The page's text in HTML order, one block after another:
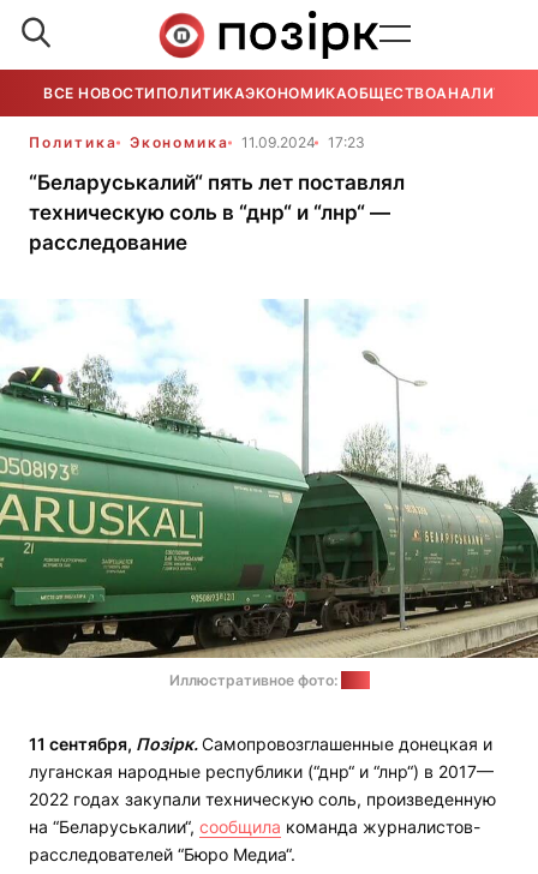
ВСЕ НОВОСТИ ПОЛИТИКАЭКОНОМИКАОБЩЕСТВОАНАЛИТИКА
Политика Экономика 11.09.2024 17:23
“Беларуськалий“ пять лет поставлял
техническую соль в “днр“ и “лнр“ —
расследование
Иллюстративное фото:
11 сентября, Позірк.Самопровозглашенные донецкая и
луганская народные республики (“днр“ и “лнр“) в 2017—
2022 годах закупали техническую соль, произведенную
на “Беларуськалии“, сообщила команда журналистов-
расследователей “Бюро Медиа“.